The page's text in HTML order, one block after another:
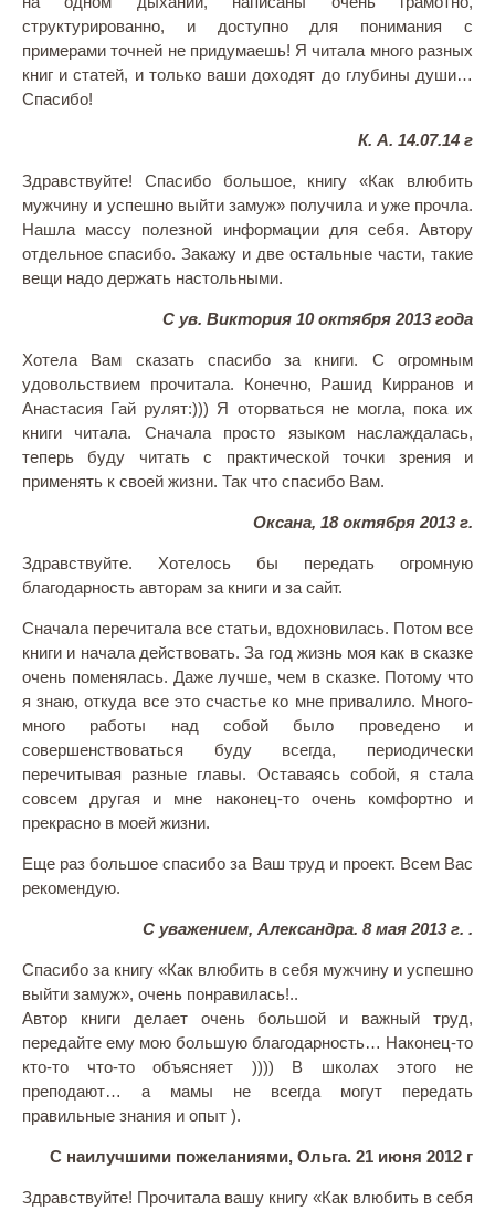
структурированно, и доступно для понимания с
примерами точней не придумаешь! Я читала много разных
книг и статей, и только ваши доходят до глубины души…
Спасибо!
К. А. 14.07.14 г
Здравствуйте! Спасибо большое, книгу «Как влюбить
мужчину и успешно выйти замуж» получила и уже прочла.
Нашла массу полезной информации для себя. Автору
отдельное спасибо. Закажу и две остальные части, такие
вещи надо держать настольными.
С ув. Виктория 10 октября 2013 года
Хотела Вам сказать спасибо за книги. С огромным
удовольствием прочитала. Конечно, Рашид Кирранов и
Анастасия Гай рулят:))) Я оторваться не могла, пока их
книги читала. Сначала просто языком наслаждалась,
теперь буду читать с практической точки зрения и
применять к своей жизни. Так что спасибо Вам.
Оксана, 18 октября 2013 г.
Здравствуйте. Хотелось бы передать огромную
благодарность авторам за книги и за сайт.
Сначала перечитала все статьи, вдохновилась. Потом все
книги и начала действовать. За год жизнь моя как в сказке
очень поменялась. Даже лучше, чем в сказке. Потому что
я знаю, откуда все это счастье ко мне привалило. Много-
много работы над собой было проведено и
совершенствоваться буду всегда, периодически
перечитывая разные главы. Оставаясь собой, я стала
совсем другая и мне наконец-то очень комфортно и
прекрасно в моей жизни.
Еще раз большое спасибо за Ваш труд и проект. Всем Вас
рекомендую.
С уважением, Александра. 8 мая 2013 г. .
Спасибо за книгу «Как влюбить в себя мужчину и успешно
выйти замуж», очень понравилась!..
Автор книги делает очень большой и важный труд,
передайте ему мою большую благодарность… Наконец-то
кто-то что-то объясняет )))) В школах этого не
преподают… а мамы не всегда могут передать
правильные знания и опыт ).
С наилучшими пожеланиями, Ольга. 21 июня 2012 г
Здравствуйте! Прочитала вашу книгу «Как влюбить в себя